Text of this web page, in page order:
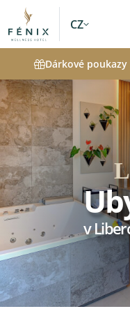
CZ
Dárkové poukazy
v